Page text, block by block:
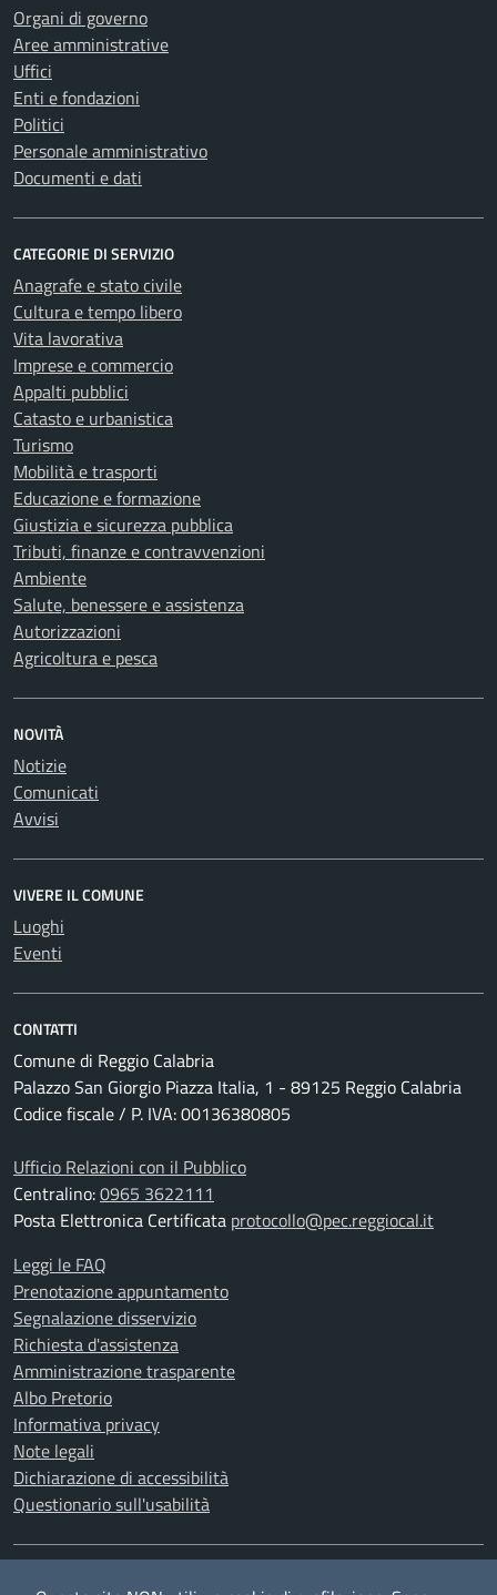
Organi di governo
Aree amministrative
Uffici
Enti e fondazioni
Politici
Personale amministrativo
Documenti e dati
CATEGORIE DI SERVIZIO
Anagrafe e stato civile
Cultura e tempo libero
Vita lavorativa
Imprese e commercio
Appalti pubblici
Catasto e urbanistica
Turismo
Mobilità e trasporti
Educazione e formazione
Giustizia e sicurezza pubblica
Tributi, finanze e contravvenzioni
Ambiente
Salute, benessere e assistenza
Autorizzazioni
Agricoltura e pesca
NOVITÀ
Notizie
Comunicati
Avvisi
VIVERE IL COMUNE
Luoghi
Eventi
CONTATTI
Comune di Reggio Calabria
Palazzo San Giorgio Piazza Italia, 1 - 89125 Reggio Calabria
Codice fiscale / P. IVA: 00136380805
Ufficio Relazioni con il Pubblico
Centralino:0965 3622111
Posta Elettronica Certificata protocollo@pec.reggiocal.it
Leggi le FAQ
Prenotazione appuntamento
Segnalazione disservizio
Richiesta d'assistenza
Amministrazione trasparente
Albo Pretorio
Informativa privacy
Note legali
Dichiarazione di accessibilità
Questionario sull'usabilità